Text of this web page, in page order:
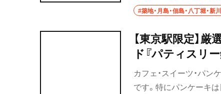
#築地・月島・佃島・八丁堀・新川
【東京駅限定】
ド『パティスリ
カフェ・スイーツ・パ
です。特にパンケーキ